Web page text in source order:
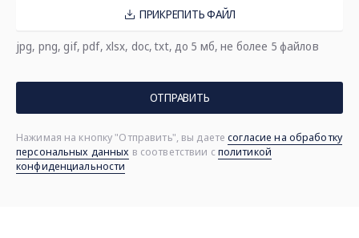
ПРИКРЕПИТЬ ФАЙЛ
jpg, png, gif, pdf, xlsx, doc, txt, до 5 мб, не более 5 файлов
ОТПРАВИТЬ
Нажимая на кнопку "Отправить", вы даетесогласие на обработку
персональных данных в соответствии с политикой
конфиденциальности